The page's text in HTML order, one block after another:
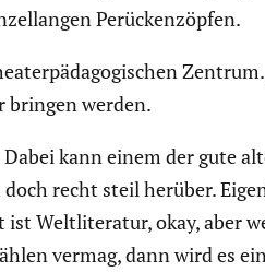
Perücken­zöpfen.
bringen werden.
kann einem der gute
recht steil herüber.
Weltli­te­ratur, okay, aber
vermag, dann wird es